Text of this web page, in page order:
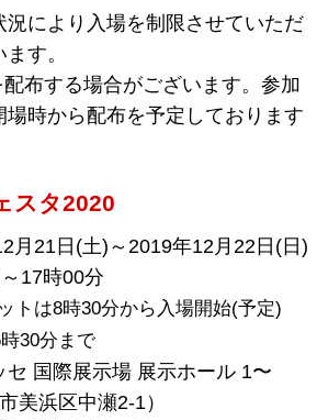
により入場を制限させていただ
す。
布する場合がございます。参加
場時から配布を予定しております
スタ2020
月21日(土)～2019年12月22日(日)
17時00分
トは8時30分から入場開始(予定)
30分まで
セ 国際展示場 展示ホール 1〜
美浜区中瀬2-1）